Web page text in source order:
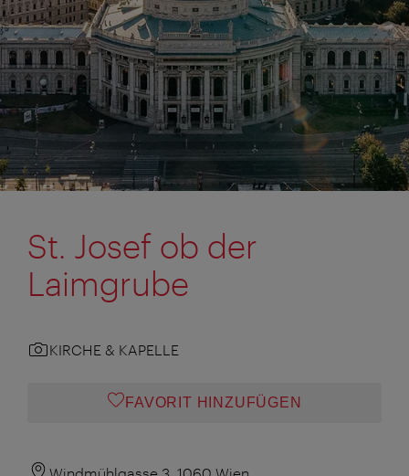
St. Josef ob der
Laimgrube
KIRCHE & KAPELLE
FAVORIT HINZUFÜGEN